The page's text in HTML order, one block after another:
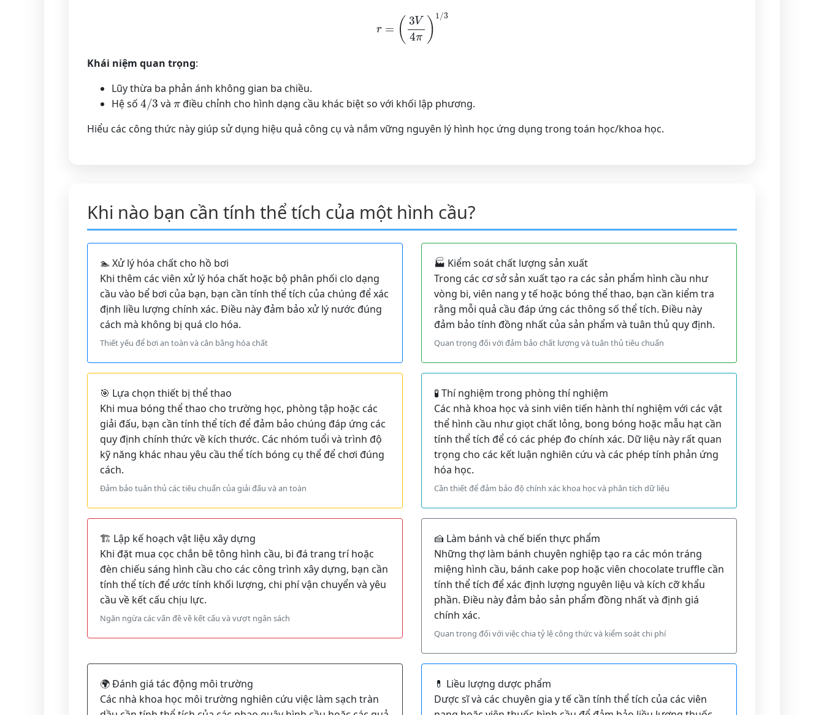
V 4π)1 /3
Khái niệm quan trọng:
Lũy thừa ba phản ánh không gian ba chiều.
Hệ số
4/3
và
π
điều chỉnh cho hình dạng cầu khác biệt so với khối lập phương.
Hiểu các công thức này giúp sử dụng hiệu quả công cụ và nắm vững nguyên lý hình học ứng dụng trong toán học/khoa học.
Khi nào bạn cần tính thể tích của một hình cầu?
🏊 Xử lý hóa chất cho hồ bơi
Khi thêm các viên xử lý hóa chất hoặc bộ phân phối clo dạng
cầu vào bể bơi của bạn, bạn cần tính thể tích của chúng để xác
định liều lượng chính xác. Điều này đảm bảo xử lý nước đúng
cách mà không bị quá clo hóa.
Thiết yếu để bơi an toàn và cân bằng hóa chất
🏭 Kiểm soát chất lượng sản xuất
Trong các cơ sở sản xuất tạo ra các sản phẩm hình cầu như
vòng bi, viên nang y tế hoặc bóng thể thao, bạn cần kiểm tra
rằng mỗi quả cầu đáp ứng các thông số thể tích. Điều này
đảm bảo tính đồng nhất của sản phẩm và tuân thủ quy định.
Quan trọng đối với đảm bảo chất lượng và tuân thủ tiêu chuẩn
🎯 Lựa chọn thiết bị thể thao
Khi mua bóng thể thao cho trường học, phòng tập hoặc các
giải đấu, bạn cần tính thể tích để đảm bảo chúng đáp ứng các
quy định chính thức về kích thước. Các nhóm tuổi và trình độ
kỹ năng khác nhau yêu cầu thể tích bóng cụ thể để chơi đúng
cách.
Đảm bảo tuân thủ các tiêu chuẩn của giải đấu và an toàn
🧪 Thí nghiệm trong phòng thí nghiệm
Các nhà khoa học và sinh viên tiến hành thí nghiệm với các vật
thể hình cầu như giọt chất lỏng, bong bóng hoặc mẫu hạt cần
tính thể tích để có các phép đo chính xác. Dữ liệu này rất quan
trọng cho các kết luận nghiên cứu và các phép tính phản ứng
hóa học.
Cần thiết để đảm bảo độ chính xác khoa học và phân tích dữ liệu
🏗️ Lập kế hoạch vật liệu xây dựng
Khi đặt mua cọc chắn bê tông hình cầu, bi đá trang trí hoặc
đèn chiếu sáng hình cầu cho các công trình xây dựng, bạn cần
tính thể tích để ước tính khối lượng, chi phí vận chuyển và yêu
cầu về kết cấu chịu lực.
Ngăn ngừa các vấn đề về kết cấu và vượt ngân sách
🍰 Làm bánh và chế biến thực phẩm
Những thợ làm bánh chuyên nghiệp tạo ra các món tráng
miệng hình cầu, bánh cake pop hoặc viên chocolate truffle cần
tính thể tích để xác định lượng nguyên liệu và kích cỡ khẩu
phần. Điều này đảm bảo sản phẩm đồng nhất và định giá
chính xác.
Quan trọng đối với việc chia tỷ lệ công thức và kiểm soát chi phí
🌍 Đánh giá tác động môi trường
Các nhà khoa học môi trường nghiên cứu việc làm sạch tràn
💊 Liều lượng dược phẩm
Dược sĩ và các chuyên gia y tế cần tính thể tích của các viên